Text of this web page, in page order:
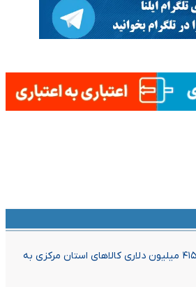
صادرات یک میلیارد و ۴۱۵ میلیون دلاری کالاهای استان مرکزی به